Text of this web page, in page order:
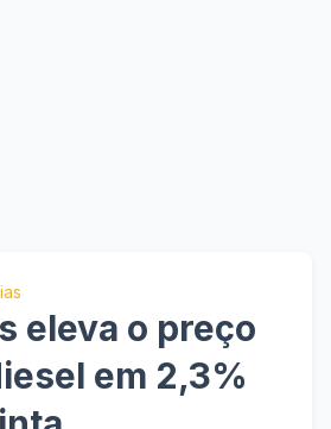
eleva o preço
em 2,3%